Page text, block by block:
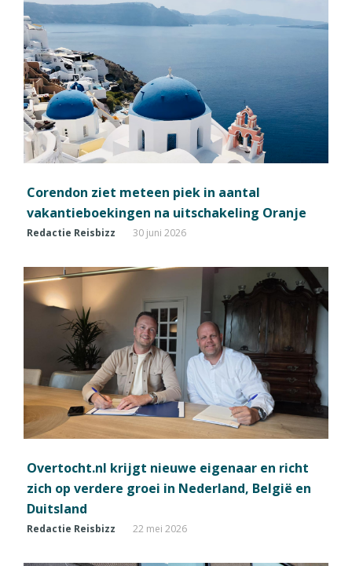
Corendon ziet meteen piek in aantal
vakantieboekingen na uitschakeling Oranje
Redactie Reisbizz 30 juni 2026
Overtocht.nl krijgt nieuwe eigenaar en richt
zich op verdere groei in Nederland, België en
Duitsland
Redactie Reisbizz 22 mei 2026